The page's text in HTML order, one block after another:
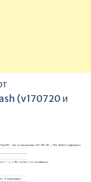
(v170720 и